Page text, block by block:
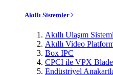
Akıllı Sistemler
Akıllı Ulaşım
Akıllı Video
Box IPC
CPCI ile VPX
Endüstriyel